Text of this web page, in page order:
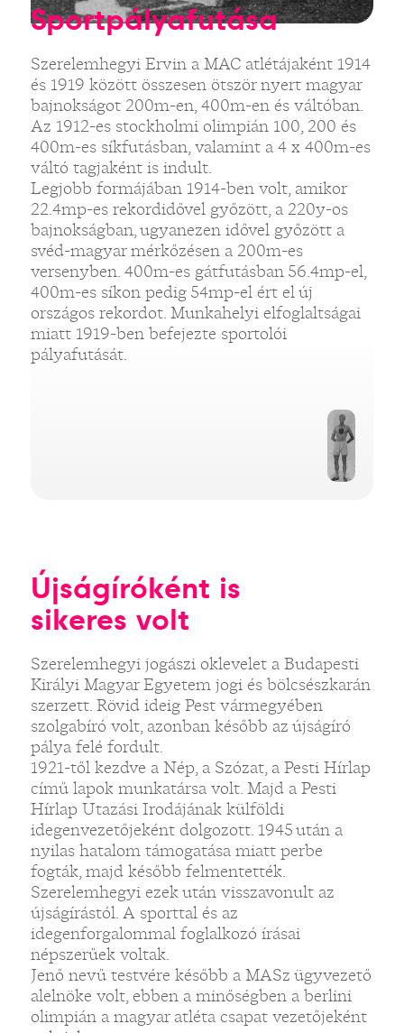
Sportpályafutása
Szerelemhegyi Ervin a MAC atlétájaként 1914
és 1919 között összesen ötször nyert magyar
bajnokságot 200m-en, 400m-en és váltóban.
Az 1912-es stockholmi olimpián 100, 200 és
400m-es síkfutásban, valamint a 4 x 400m-es
váltó tagjaként is indult.
Legjobb formájában 1914-ben volt, amikor
22.4mp-es rekordidővel győzött, a 220y-os
bajnokságban, ugyanezen idővel győzött a
svéd-magyar mérkőzésen a 200m-es
versenyben. 400m-es gátfutásban 56.4mp-el,
400m-es síkon pedig 54mp-el ért el új
országos rekordot. Munkahelyi elfoglaltságai
miatt 1919-ben befejezte sportolói
pályafutását.
Újságíróként is
sikeres volt
Szerelemhegyi jogászi oklevelet a Budapesti
Királyi Magyar Egyetem jogi és bölcsészkarán
szerzett. Rövid ideig Pest vármegyében
szolgabíró volt, azonban később az újságíró
pálya felé fordult.
1921-től kezdve a Nép, a Szózat, a Pesti Hírlap
című lapok munkatársa volt. Majd a Pesti
Hírlap Utazási Irodájának külföldi
idegenvezetőjeként dolgozott. 1945 után a
nyilas hatalom támogatása miatt perbe
fogták, majd később felmentették.
Szerelemhegyi ezek után visszavonult az
újságírástól. A sporttal és az
idegenforgalommal foglalkozó írásai
népszerűek voltak.
Jenő nevű testvére később a MASz ügyvezető
alelnöke volt, ebben a minőségben a berlini
olimpián a magyar atléta csapat vezetőjeként